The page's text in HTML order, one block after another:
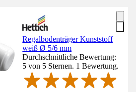
Regalbodenträger Kunststoff
weiß Ø 5/6 mm
Durchschnittliche Bewertung:
5 von 5 Sternen. 1 Bewertung.